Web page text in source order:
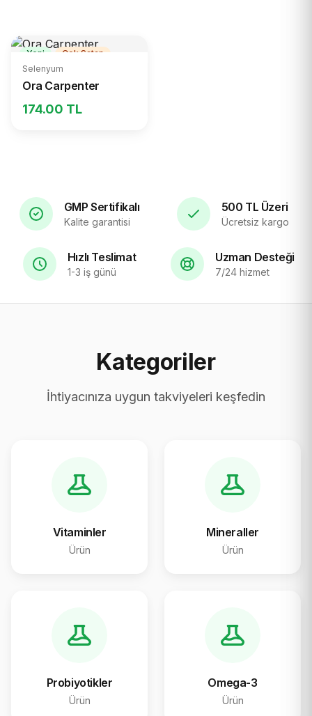
Yeni
Çok Satan
Selenyum
Ora Carpenter
174.00 TL
GMP Sertifikalı
Kalite garantisi
500 TL Üzeri
Ücretsiz kargo
Hızlı Teslimat
1-3 iş günü
Uzman Desteği
7/24 hizmet
Kategoriler
İhtiyacınıza uygun takviyeleri keşfedin
Vitaminler
Ürün
Mineraller
Ürün
Probiyotikler
Ürün
Omega-3
Ürün